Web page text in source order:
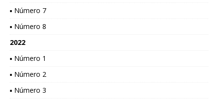
▪ Número 7
▪ Número 8
2022
▪ Número 1
▪ Número 2
▪ Número 3